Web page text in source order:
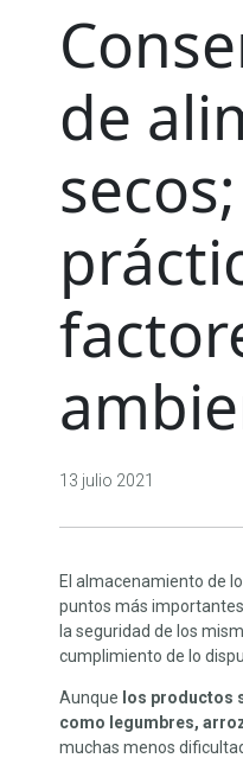
de
secos;
13 julio 2021
El almacenamiento de
puntos más
la seguridad de los
cumplimiento de lo
Aunque los productos
como legumbres,
muchas menos